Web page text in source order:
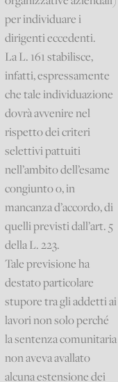
per individuare i
dirigenti eccedenti.
La L. 161 stabilisce,
infatti, espressamente
che tale individuazione
dovrà avvenire nel
rispetto dei criteri
selettivi pattuiti
nell’ambito dell’esame
congiunto o, in
mancanza d’accordo, di
quelli previsti dall’art. 5
della L. 223.
Tale previsione ha
destato particolare
stupore tra gli addetti ai
lavori non solo perché
la sentenza comunitaria
non aveva avallato
alcuna estensione dei